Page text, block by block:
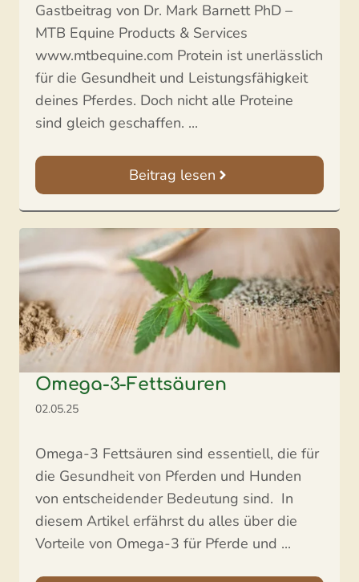
Gastbeitrag von Dr. Mark Barnett PhD –
MTB Equine Products & Services
www.mtbequine.com Protein ist unerlässlich
für die Gesundheit und Leistungsfähigkeit
deines Pferdes. Doch nicht alle Proteine
sind gleich geschaffen. ...
Beitrag lesen
Omega-3-Fettsäuren
02.05.25
Omega-3 Fettsäuren sind essentiell, die für
die Gesundheit von Pferden und Hunden
von entscheidender Bedeutung sind. In
diesem Artikel erfährst du alles über die
Vorteile von Omega-3 für Pferde und ...